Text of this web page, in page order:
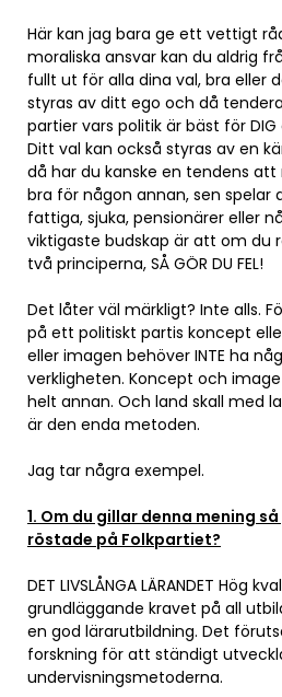
Här kan jag bara ge ett vettigt
moraliska ansvar kan du aldrig
fullt ut för alla dina val, bra eller
styras av ditt ego och då
partier vars politik är bäst för
Ditt val kan också styras av en
då har du kanske en tendens
bra för någon annan, sen spelar
fattiga, sjuka, pensionärer eller
viktigaste budskap är att om du
två principerna, SÅ GÖR DU FEL!
Det låter väl märkligt? Inte alls.
på ett politiskt partis koncept
eller imagen behöver INTE ha
verkligheten. Koncept och
helt annan. Och land skall med
är den enda metoden.
Jag tar några exempel.
1. Om du gillar denna mening
röstade på Folkpartiet?
DET LIVSLÅNGA LÄRANDET Hög
grundläggande kravet på all
en god lärarutbildning. Det
forskning för att ständigt
undervisningsmetoderna.